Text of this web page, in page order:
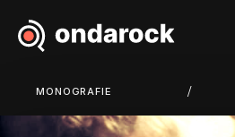
MONOGRAFIE /